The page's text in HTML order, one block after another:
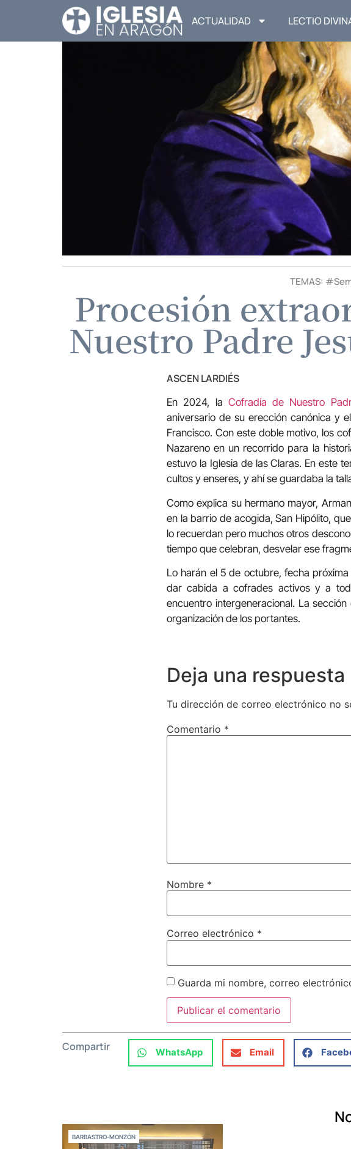
ACTUALIDAD LECTIO
TEMAS: #
Procesión
Nuestro Padre
ASCEN LARDIÉS
En 2024, la Cofradía de Nuestro
aniversario de su erección canónica y
Francisco. Con este doble motivo, los
Nazareno en un recorrido para la
estuvo la Iglesia de las Claras. En este
cultos y enseres, y ahí se guardaba la
Como explica su hermano mayor,
en la barrio de acogida, San Hipólito,
lo recuerdan pero muchos otros
tiempo que celebran, desvelar ese
Lo harán el 5 de octubre, fecha
dar cabida a cofrades activos y a
encuentro intergeneracional. La
organización de los portantes.
Deja una respuesta
Tu dirección de correo electrónico no
Comentario *
Nombre *
Correo electrónico *
Guarda mi nombre, correo
Compartir WhatsApp Email
BARBASTRO-MONZÓN